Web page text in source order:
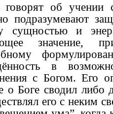
говорят об
подразумевают
сущностью и
значение,
в
с Богом. Его
о Боге сводил либо
его с неким